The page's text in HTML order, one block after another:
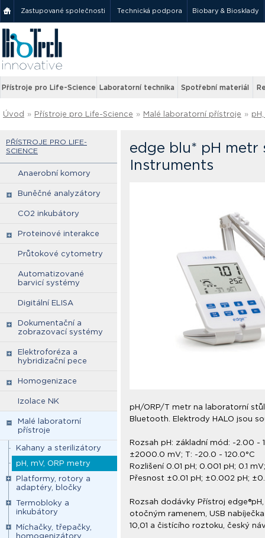
Zastupované společnosti Technická podpora Biobary & Biosklady
Přístroje pro Life-Science Laboratorní technika Spotřební materiál
Úvod » Přístroje pro Life-Science » Malé laboratorní přístroje »
PŘÍSTROJE PRO LIFE-
SCIENCE
Anaerobní komory
Buněčné analyzátory
CO2 inkubátory
Proteinové interakce
Průtokové cytometry
Automatizované
barvicí systémy
Digitální ELISA
Dokumentační a
zobrazovací systémy
Elektroforéza a
hybridizační pece
Homogenizace
Izolace NK
Malé laboratorní
přístroje
Kahany a sterilizátory
pH, mV, ORP metry
Platformy, rotory a
adaptéry, bločky
Termobloky a
inkubátory
Míchačky, třepačky,
homogenizátory
edge blu* pH metr
Instruments
pH/ORP/T metr na laboratorní
Bluetooth. Elektrody HALO jsou
Rozsah pH: základní mód: -2.00 -
±2000.0 mV; T: -20.0 - 120.0°C
Rozlišení 0.01 pH; 0.001 pH; 0.1
Přesnost ±0.01 pH; ±0.002 pH;
Rozsah dodávky Přístroj
otočným ramenem, USB
10,01 a čistícího roztoku, český